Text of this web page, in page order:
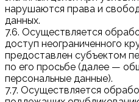
нарушаются права и
данных.
7.6. Осуществляется
доступ неограниченного
предоставлен субъектом
по его просьбе (далее —
персональные данные).
7.7. Осуществляется